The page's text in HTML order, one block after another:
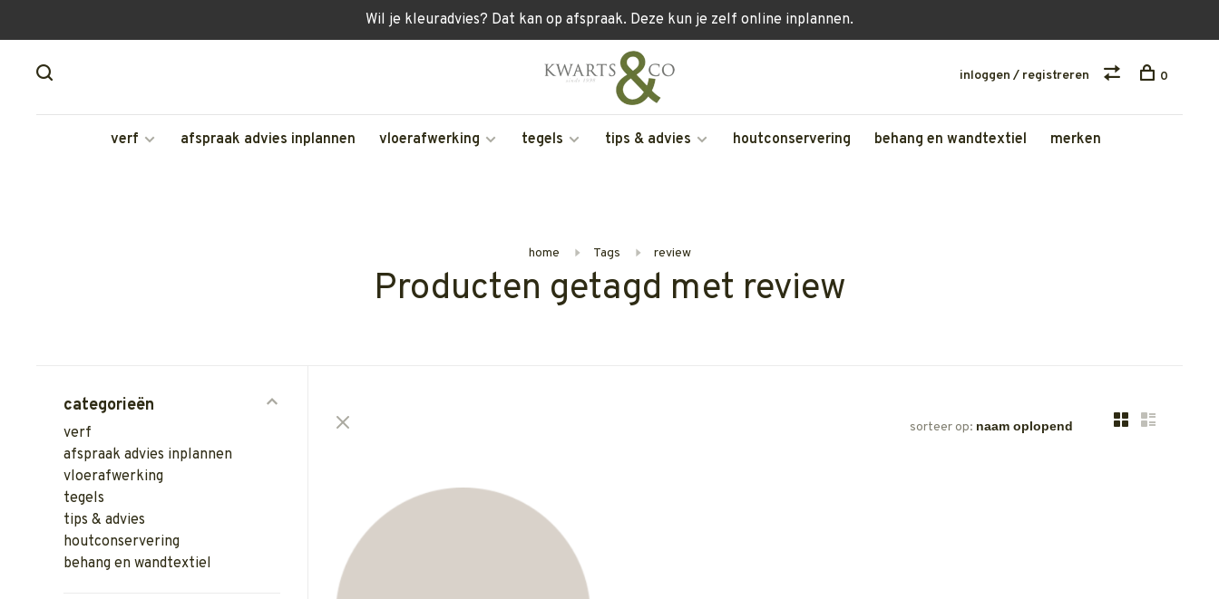
Wil je kleuradvies? Dat kan op afspraak. Deze kun je zelf online inplannen.
verf afspraak advies inplannen vloerafwerking tegels tips & advies houtconservering behang en wandtextiel merken
inloggen / registreren 0
home Tags review
Producten getagd met review
categorieën
verf
afspraak advies inplannen
vloerafwerking
tegels
tips & advies
houtconservering
behang en wandtextiel
sorteer op: